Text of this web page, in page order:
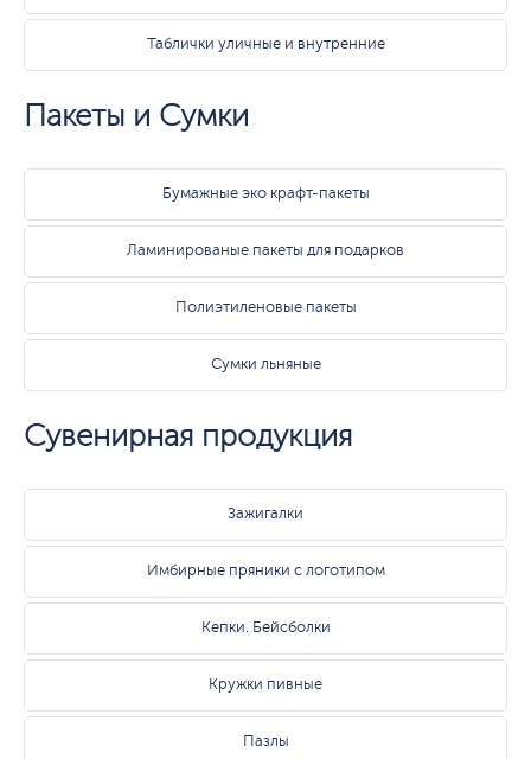
Таблички уличные и внутренние
Пакеты и Сумки
Бумажные эко крафт-пакеты
Ламинированые пакеты для подарков
Полиэтиленовые пакеты
Сумки льняные
Сувенирная продукция
Зажигалки
Имбирные пряники с логотипом
Кепки. Бейсболки
Кружки пивные
Пазлы